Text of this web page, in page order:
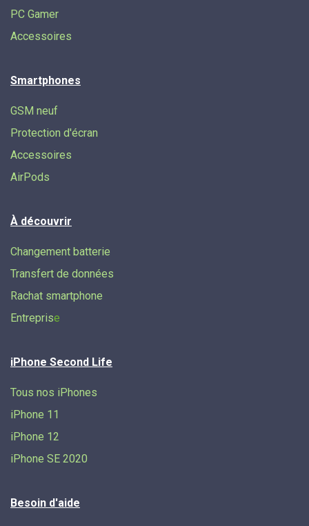
PC Gamer
Accessoires
Smartphones
GSM neuf
Protection d'écran
Accessoires
AirPods
À découvrir
Changement batterie
Transfert de données​
Rachat smartphone
Entreprise
iPhone Second Life
Tous nos iPhones
iPhone 11
iPhone 12
iPhone SE 2020
Besoin d'aide